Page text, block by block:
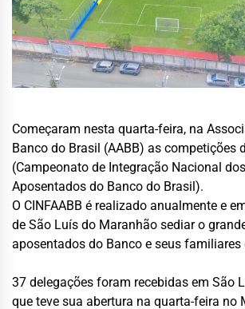
Começaram nesta quarta-feira, na
Banco do Brasil (AABB) as competições
(Campeonato de Integração Nacional
Aposentados do Banco do Brasil).
O CINFAABB é realizado anualmente e
de São Luís do Maranhão sediar o
aposentados do Banco e seus familiares
37 delegações foram recebidas em São
que teve sua abertura na quarta-feira no